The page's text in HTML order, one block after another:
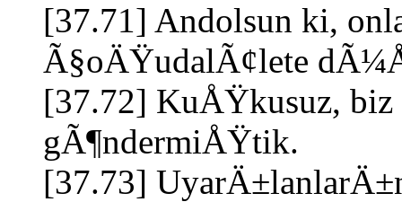
[37.71] Andolsun ki,
Ã§oÄŸudalÃ¢lete
[37.72] KuÅŸkusuz,
gÃ¶ndermiÅŸtik.
[37.73]